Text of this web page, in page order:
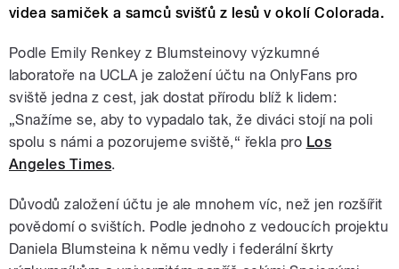
videa samiček a samců svišťů z lesů v okolí Colorada.
Podle Emily Renkey z Blumsteinovy výzkumné
laboratoře na UCLA je založení účtu na OnlyFans pro
sviště jedna z cest, jak dostat přírodu blíž k lidem:
„Snažíme se, aby to vypadalo tak, že diváci stojí na poli
spolu s námi a pozorujeme sviště,“ řekla pro Los
Angeles Times.
Důvodů založení účtu je ale mnohem víc, než jen rozšířit
povědomí o svištích. Podle jednoho z vedoucích projektu
Daniela Blumsteina k němu vedly i federální škrty